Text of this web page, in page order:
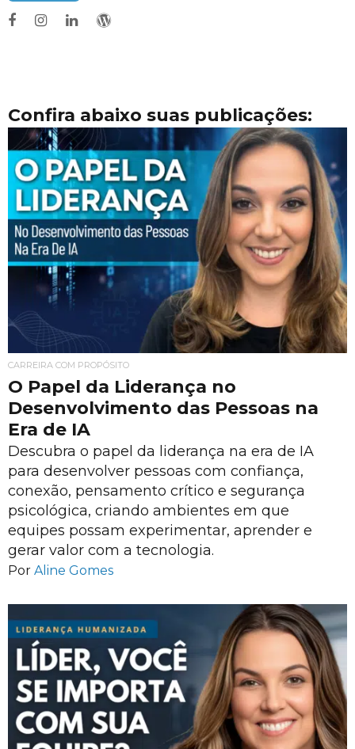
Confira abaixo suas publicações:
CARREIRA COM PROPÓSITO
O Papel da Liderança no
Desenvolvimento das Pessoas na
Era de IA
Descubra o papel da liderança na era de IA
para desenvolver pessoas com confiança,
conexão, pensamento crítico e segurança
psicológica, criando ambientes em que
equipes possam experimentar, aprender e
gerar valor com a tecnologia.
Por Aline Gomes